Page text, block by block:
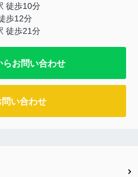
徒歩10分
歩12分
徒歩21分
らお問い合わせ
問い合わせ